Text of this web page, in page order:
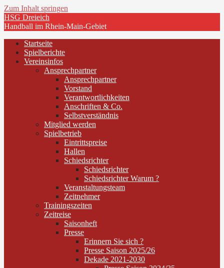
Zum Inhalt springen
HSG Dreieich
Handball im Rhein-Main-Gebiet
Startseite
Spielberichte
Vereinsinfos
Ansprechpartner
Ansprechpartner
Vorstand
Verantwortlichkeiten
Anschriften & Co.
Selbstverständnis
Mitglied werden
Spielbetrieb
Eintrittspreise
Hallen
Schiedsrichter
Schiedsrichter
Schiedsrichter Warum ?
Veranstaltungsteam
Zeitnehmer
Trainingszeiten
Zeitreise
Saisonheft
Presse
Erinnern Sie sich ?
Presse Saison 2025/26
Dekade 2021-2030